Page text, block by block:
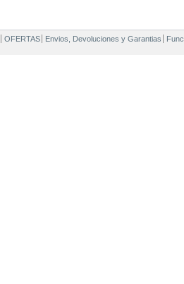
OFERTAS Envios, Devoluciones y Garantias